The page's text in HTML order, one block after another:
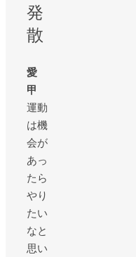
発
散
愛
甲
運動
は機
会が
あっ
たら
やり
たい
なと
思い